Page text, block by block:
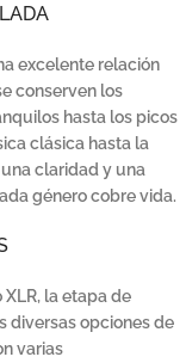
excelente relación
conserven los
hasta los picos
clásica hasta la
claridad y una
género cobre vida.
la etapa de
diversas opciones de
varias